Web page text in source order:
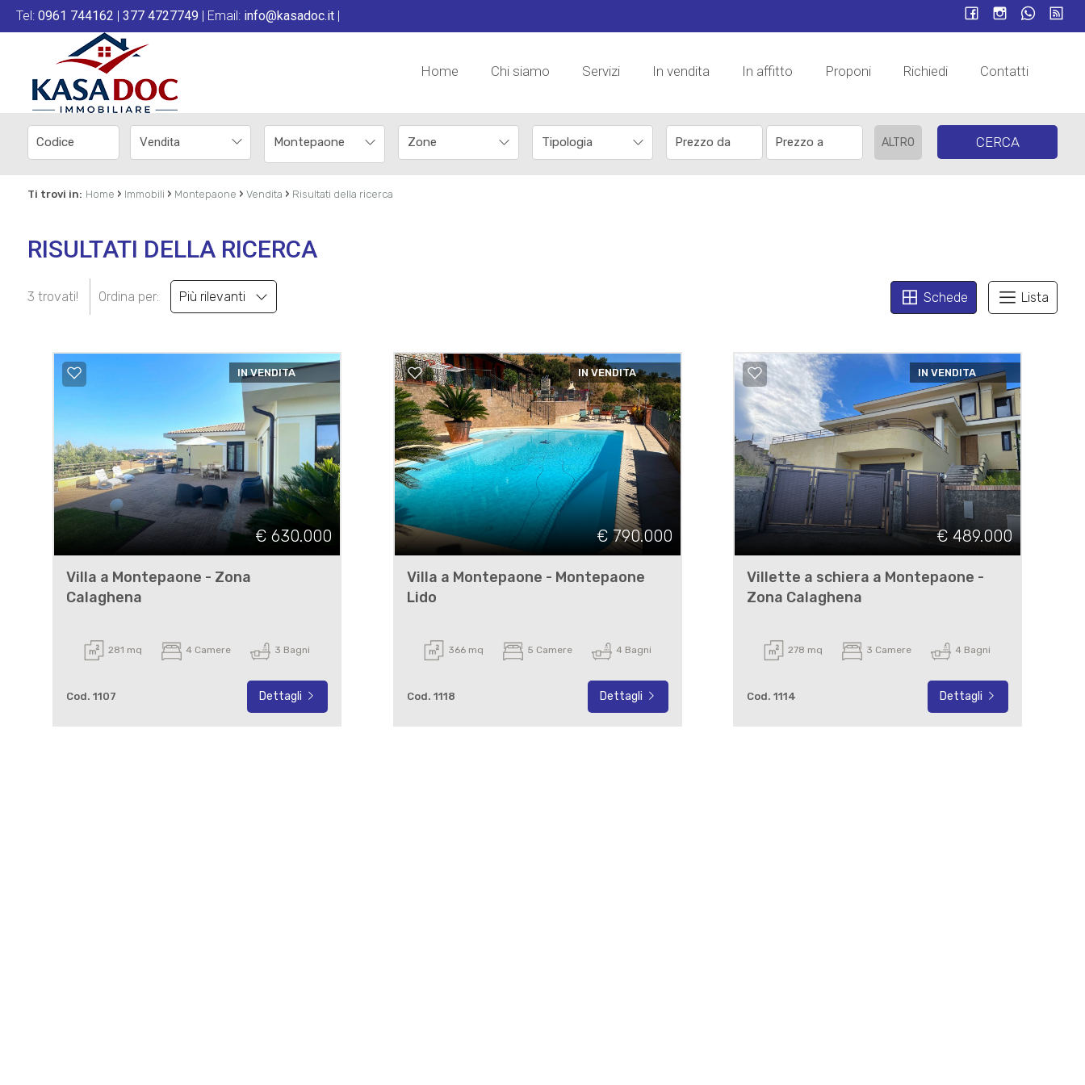
Home Chi siamo Servizi In vendita In affitto Proponi Richiedi Contatti
Tel: 0961 744162 | 377 4727749 | Email: info@kasadoc.it |
Vendita Montepaone ALTRO CERCA
Ti trovi in: Home › Immobili › Montepaone › Vendita › Risultati della ricerca
RISULTATI DELLA RICERCA
3 trovati! Ordina per: Più rilevanti Schede Lista
IN VENDITA
€ 630.000
Villa a Montepaone - Zona
Calaghena
281 mq 4 Camere 3 Bagni
Cod. 1107 Dettagli
IN VENDITA
€ 790.000
Villa a Montepaone - Montepaone
Lido
366 mq 5 Camere 4 Bagni
Cod. 1118 Dettagli
IN VENDITA
€ 489.000
Villette a schiera a Montepaone -
Zona Calaghena
278 mq 3 Camere 4 Bagni
Cod. 1114 Dettagli